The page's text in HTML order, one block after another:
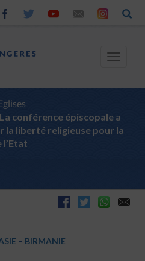
Toggle
La conférence épiscopale a
la liberté religieuse pour la
– BIRMANIE